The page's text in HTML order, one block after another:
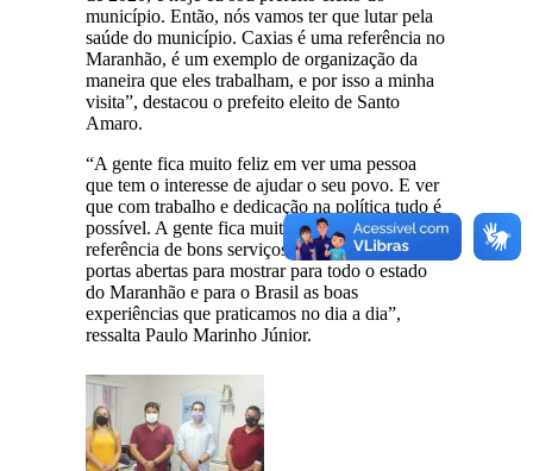
município. Então, nós vamos ter que lutar pela
saúde do município. Caxias é uma referência no
Maranhão, é um exemplo de organização da
maneira que eles trabalham, e por isso a minha
visita”, destacou o prefeito eleito de Santo
Amaro.
“A gente fica muito feliz em ver uma pessoa
que tem o interesse de ajudar o seu povo. E ver
que com trabalho e dedicação na política tudo é
possível. A gente fica muito feliz em ser hoje
referência de bons serviços. E Caxias está de
portas abertas para mostrar para todo o estado
do Maranhão e para o Brasil as boas
experiências que praticamos no dia a dia”,
ressalta Paulo Marinho Júnior.